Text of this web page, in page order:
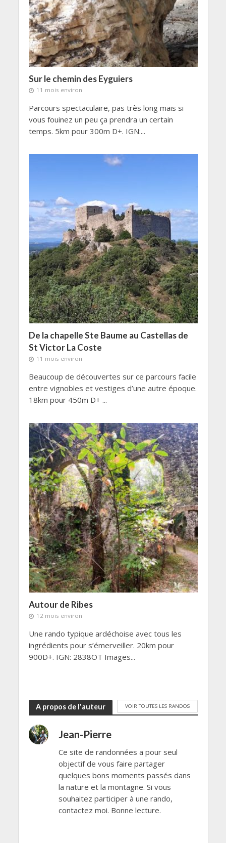
Sur le chemin des Eyguiers
11 mois environ
Parcours spectaculaire, pas très long mais si
vous fouinez un peu ça prendra un certain
temps. 5km pour 300m D+. IGN:...
De la chapelle Ste Baume au Castellas de
St Victor La Coste
11 mois environ
Beaucoup de découvertes sur ce parcours facile
entre vignobles et vestiges d’une autre époque.
18km pour 450m D+ ...
Autour de Ribes
12 mois environ
Une rando typique ardéchoise avec tous les
ingrédients pour s’émerveiller. 20km pour
900D+. IGN: 2838OT Images...
A propos de l'auteur VOIR TOUTES LES RANDOS
Jean-Pierre
Ce site de randonnées a pour seul
objectif de vous faire partager
quelques bons moments passés dans
la nature et la montagne. Si vous
souhaitez participer à une rando,
contactez moi. Bonne lecture.